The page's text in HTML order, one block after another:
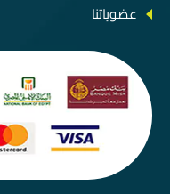
عضوياتنا